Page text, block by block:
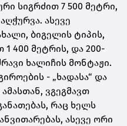
სიგრძით 7 500 მეტრი,
ასევე
ბიგელის ტიპის,
1 400 მეტრის, და 200-
ხალიჩის მონტაჟი.
- „ხადასა“ და
ვგეგმავთ
რაც ხელს
ასევე ორი